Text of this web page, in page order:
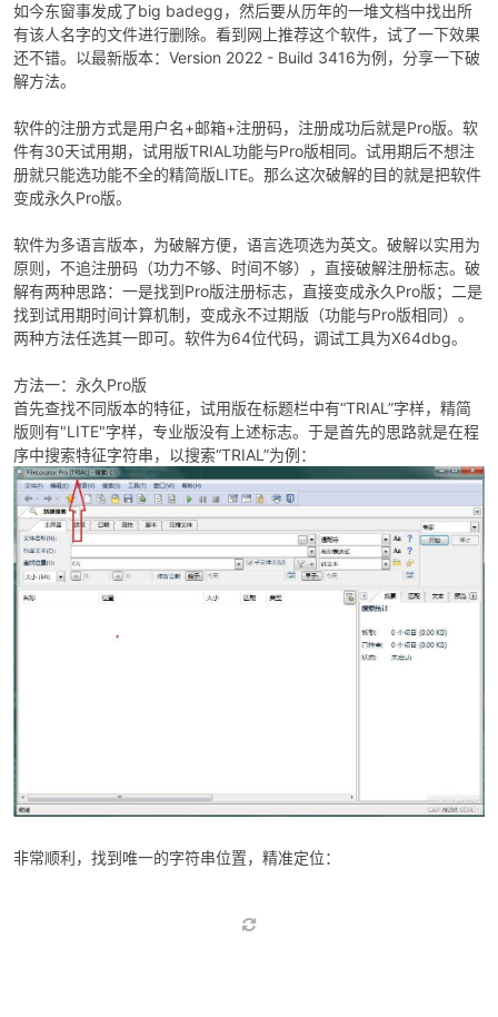
52
po
jie.
cn
如今东窗事发成了big badegg，然后要从历年的一堆文档中找出所
有该人名字的文件进行删除。看到网上推荐这个软件，试了一下效果
还不错。以最新版本：Version 2022 - Build 3416为例，分享一下破
解方法。
软件的注册方式是用户名+邮箱+注册码，注册成功后就是Pro版。软
件有30天试用期，试用版TRIAL功能与Pro版相同。试用期后不想注
册就只能选功能不全的精简版LITE。那么这次破解的目的就是把软件
变成永久Pro版。
软件为多语言版本，为破解方便，语言选项选为英文。破解以实用为
原则，不追注册码（功力不够、时间不够），直接破解注册标志。破
解有两种思路：一是找到Pro版注册标志，直接变成永久Pro版；二是
找到试用期时间计算机制，变成永不过期版（功能与Pro版相同）。
两种方法任选其一即可。软件为64位代码，调试工具为X64dbg。
方法一：永久Pro版
首先查找不同版本的特征，试用版在标题栏中有“TRIAL”字样，精简
版则有"LITE"字样，专业版没有上述标志。于是首先的思路就是在程
序中搜索特征字符串，以搜索“TRIAL”为例：
非常顺利，找到唯一的字符串位置，精准定位：